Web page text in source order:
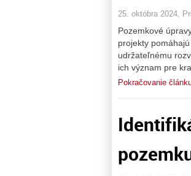
25. októbra 2024,
Pozemkové
projekty
udržateľnému
ich význam pre
Pokračovanie